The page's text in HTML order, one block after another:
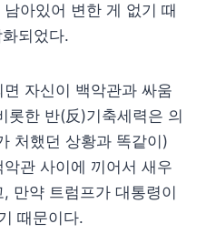
아있어 변한 게 없기 때
되었다.
자신이 백악관과 싸움
롯한 반(反)기축세력은 의
처했던 상황과 똑같이)
관 사이에 끼어서 새우
만약 트럼프가 대통령이
때문이다.